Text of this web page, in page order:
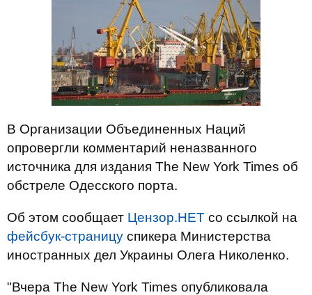
В Организации Объединенных Наций
опровергли комментарий неназванного
источника для издания The New York Times об
обстреле Одесского порта.
Об этом сообщает Цензор.НЕТ со ссылкой на
фейсбук-страницу спикера Министерства
иностранных дел Украины Олега Николенко.
"Вчера The New York Times опубликовала